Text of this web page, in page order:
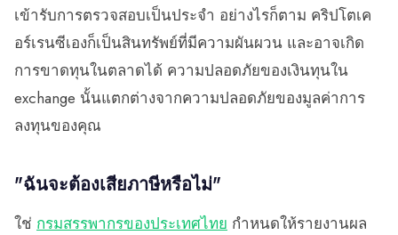
เข้ารับการตรวจสอบเป็นประจำ อย่างไรก็ตาม คริปโตเค
อร์เรนซีเองก็เป็นสินทรัพย์ที่มีความผันผวน และอาจเกิด
การขาดทุนในตลาดได้ ความปลอดภัยของเงินทุนใน
exchange นั้นแตกต่างจากความปลอดภัยของมูลค่าการ
ลงทุนของคุณ
"ฉันจะต้องเสียภาษีหรือไม่"
ใช่ กรมสรรพากรของประเทศไทย กำหนดให้รายงานผล